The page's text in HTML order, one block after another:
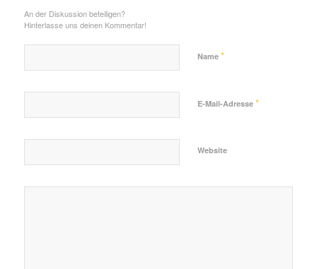
An der Diskussion beteiligen?
Hinterlasse uns deinen Kommentar!
Name *
E-Mail-Adresse *
Website